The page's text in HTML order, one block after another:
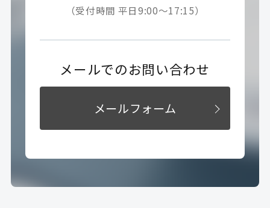
（受付時間 平日9:00～17:15）
メールでのお問い合わせ
メールフォーム